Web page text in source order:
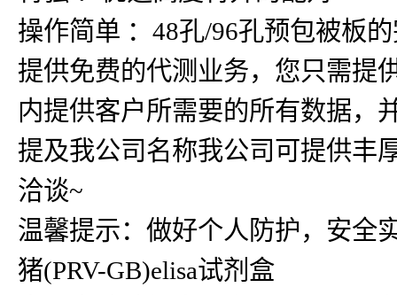
操作简单 ：48孔/96孔预包被板
提供免费的代测业务，您只需提
内提供客户所需要的所有数据，
提及我公司名称我公司可提供丰
洽谈~
温馨提示：做好个人防护，安全
猪(PRV-GB)elisa试剂盒